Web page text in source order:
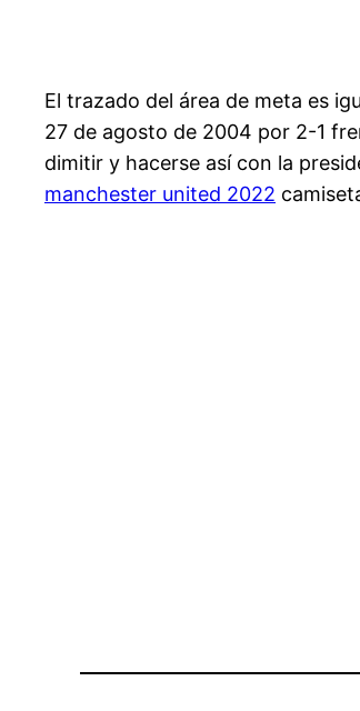
El trazado del área de meta es
27 de agosto de 2004 por 2-1
dimitir y hacerse así con la
manchester united 2022